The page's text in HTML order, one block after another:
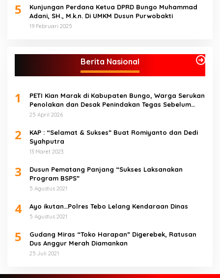
5
Kunjungan Perdana Ketua DPRD Bungo Muhammad
Adani, SH., M.k.n. Di UMKM Dusun Purwobakti
19 Februari 2025
Berita Nasional
1
PETI Kian Marak di Kabupaten Bungo, Warga Serukan
Penolakan dan Desak Penindakan Tegas Sebelum
Bencana Menelan Korban Tak berdosa.
25 April 2026
2
KAP : “Selamat & Sukses” Buat Romiyanto dan Dedi
Syahputra
13 Maret 2023
3
Dusun Pematang Panjang “Sukses Laksanakan
Program BSPS”
5 Agustus 2021
4 Ayo ikutan…Polres Tebo Lelang Kendaraan Dinas
5 Agustus 2021
5
Gudang Miras “Toko Harapan” Digerebek, Ratusan
Dus Anggur Merah Diamankan
25 Juli 2021